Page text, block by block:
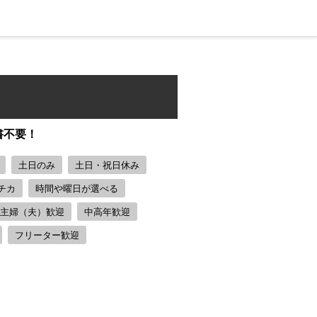
要！
土日のみ 土日・祝日休み
カ 時間や曜日が選べる
主婦（夫）歓迎 中高年歓迎
フリーター歓迎